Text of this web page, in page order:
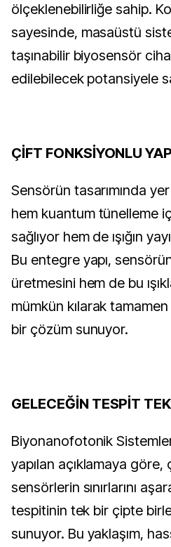
ölçeklenebilirliğe sahip.
sayesinde, masaüstü
taşınabilir biyosensör
edilebilecek potansiyele
ÇİFT FONKSİYONLU
Sensörün tasarımında
hem kuantum tünelleme
sağlıyor hem de ışığın
Bu entegre yapı,
üretmesini hem de bu
mümkün kılarak
bir çözüm sunuyor.
GELECEĞİN TESPİT
Biyonanofotonik
yapılan açıklamaya
sensörlerin sınırlarını
tespitinin tek bir çipte
sunuyor. Bu yaklaşım,